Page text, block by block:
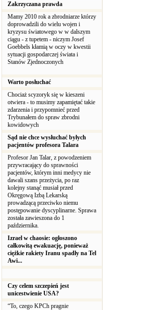
Zakrzyczana prawda
Mamy 2010 rok a zbrodniarze którzy
doprowadzili do wielu wojen i
kryzysu światowego w w dalszym
ciągu - z tupetem - niczym Josef
Goebbels kłamią w oczy w kwestii
sytuacji gospodarczej świata i
Stanów Zjednoczonych
Warto posłuchać
Chociaż scyzoryk się w kieszeni
otwiera - to musimy zapamiętać takie
zdarzenia i przypomnieć przed
Trybunałem do spraw zbrodni
kowidowych
Sąd nie chce wysłuchać byłych
pacjentów profesora Talara
Profesor Jan Talar, z powodzeniem
przywracający do sprawności
pacjentów, którym inni medycy nie
dawali szans przeżycia, po raz
kolejny stanąć musiał przed
Okręgową Izbą Lekarską
prowadzącą przeciwko niemu
postępowanie dyscyplinarne. Sprawa
została zawieszona do 1
października.
Izrael w chaosie: ogłoszono
całkowitą ewakuację, ponieważ
ciężkie rakiety Iranu spadły na Tel
Awi...
Czy celem szczepień jest
unicestwienie USA?
“To, czego KPCh pragnie